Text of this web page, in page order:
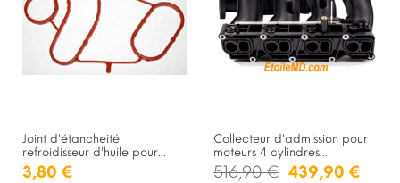
Joint d'étancheité
refroidisseur d'huile pour...
3,80 €
Collecteur d'admission pour
moteurs 4 cylindres...
516,90 € 439,90 €